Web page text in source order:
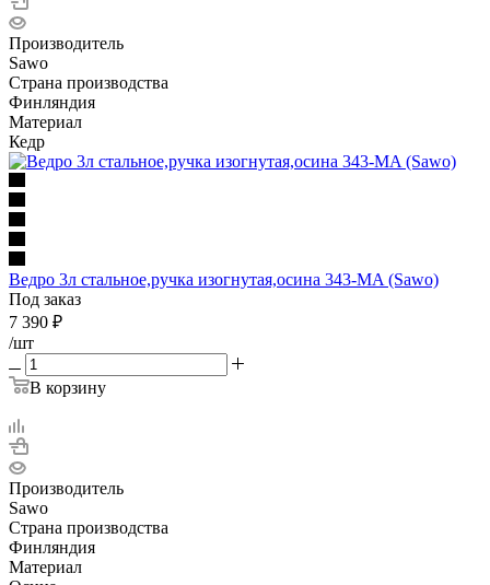
Производитель
Sawo
Страна производства
Финляндия
Материал
Кедр
Ведро 3л стальное,ручка изогнутая,осина 343-МA (Sawo)
Под заказ
7 390 ₽
/шт
В корзину
Производитель
Sawo
Страна производства
Финляндия
Материал